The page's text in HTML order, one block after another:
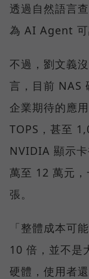
透過自然語言
為 AI Agent 可
不過，劉文義
言，目前 NAS
企業期待的應
TOPS，甚至
NVIDIA 顯示
萬至 12 萬元
張。
「整體成本可
10 倍，並不是
硬體，使用者